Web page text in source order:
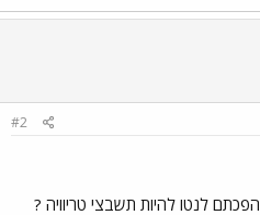
#2
לנטו להיות תשבצי טריוויה ?